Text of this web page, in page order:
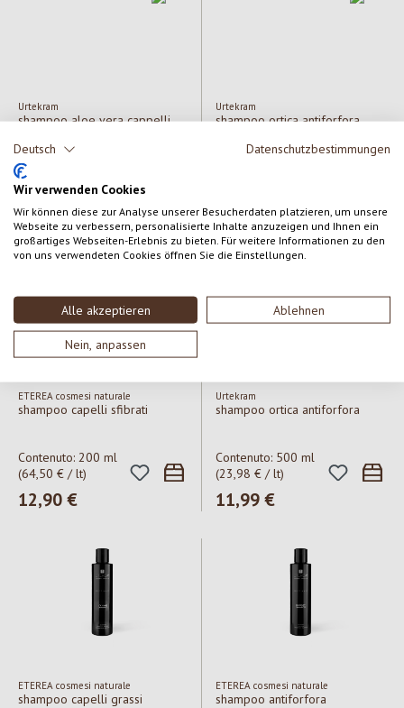
Deutsch Datenschutzbestimmungen
Wir verwenden Cookies
Wir können diese zur Analyse unserer Besucherdaten platzieren, um unsere
Webseite zu verbessern, personalisierte Inhalte anzuzeigen und Ihnen ein
großartiges Webseiten-Erlebnis zu bieten. Für weitere Informationen zu den
von uns verwendeten Cookies öffnen Sie die Einstellungen.
Alle akzeptieren Ablehnen
Nein, anpassen
Urtekram
shampoo aloe vera cappelli
Contenuto:
(23,98 € / lt)
Prezzo normale:
11,99 €
Urtekram
shampoo ortica antiforfora
Prezzo normale:
7,99 €
ETEREA cosmesi naturale
shampoo capelli sfibrati
Contenuto: 200 ml
(64,50 € / lt)
Prezzo normale:
12,90 €
Urtekram
shampoo ortica antiforfora
Contenuto: 500 ml
(23,98 € / lt)
Prezzo normale:
11,99 €
ETEREA cosmesi naturale
shampoo capelli grassi
ETEREA cosmesi naturale
shampoo antiforfora